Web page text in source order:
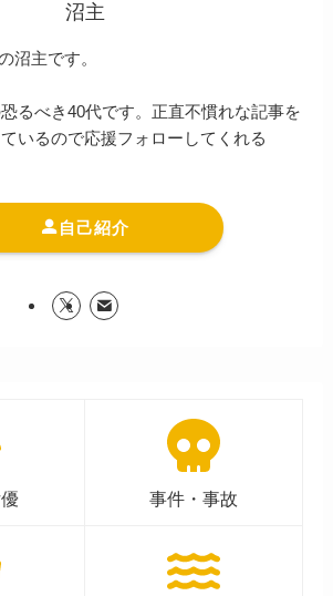
沼主
沼主です。
るべき40代です。正直不慣れな記事を
いるので応援フォローしてくれる
自己紹介
事件・事故